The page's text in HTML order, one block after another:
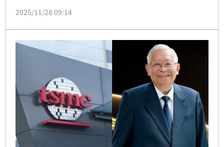
新竹的住居所，查扣電腦、隨身碟等證物，並聲請假押
10月間就已出境飛往美國，之後不排除傳喚羅唯仁到案
說明，屆時若無正當理由未出席，可能進行拘提或發布
通緝。
2025/11/28 09:14